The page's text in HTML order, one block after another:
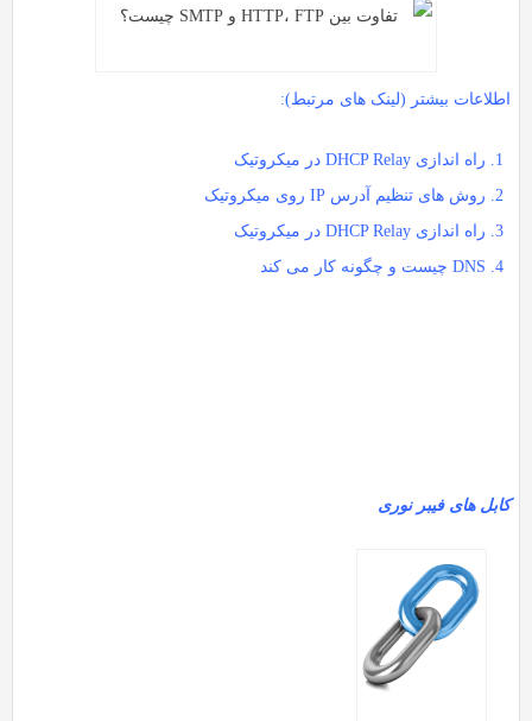
اطلاعات بیشتر (لینک های مرتبط):
راه اندازی DHCP Relay در میکروتیک
روش های تنظیم آدرس IP روی میکروتیک
راه اندازی DHCP Relay در میکروتیک
DNS چیست و چگونه کار می کند
کابل های فیبر نوری